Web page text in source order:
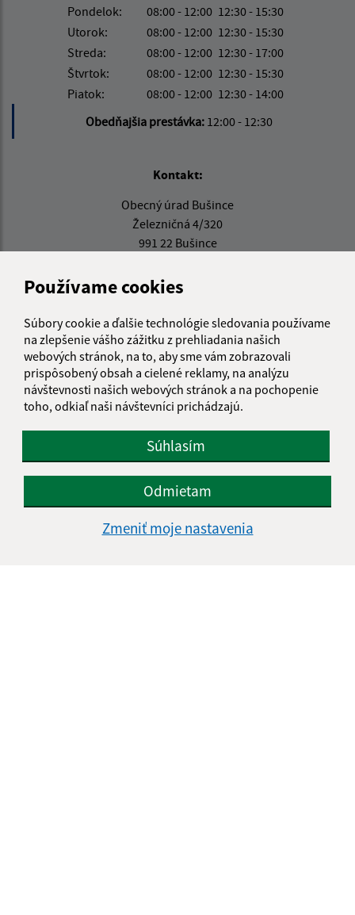
Používame cookies
Súbory cookie a ďalšie technológie sledovania používame
na zlepšenie vášho zážitku z prehliadania našich
webových stránok, na to, aby sme vám zobrazovali
prispôsobený obsah a cielené reklamy, na analýzu
návštevnosti našich webových stránok a na pochopenie
toho, odkiaľ naši návštevníci prichádzajú.
Súhlasím
Odmietam
Zmeniť moje nastavenia
Pondelok:
08:00 - 12:00 12:30 - 15:30
Utorok:
08:00 - 12:00 12:30 - 15:30
Streda:
08:00 - 12:00 12:30 - 17:00
Štvrtok:
08:00 - 12:00 12:30 - 15:30
Piatok:
08:00 - 12:00 12:30 - 14:00
Obedňajšia prestávka: 12:00 - 12:30
Kontakt:
Obecný úrad Bušince
Železničná 4/320
991 22 Bušince
+421 47 48 92 147
IČO: 00319236